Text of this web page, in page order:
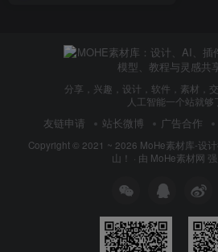
分享，兴趣，设计，软件，素材，
人工智能一个站就够
友链申请 站长微博 广告合作
Copyright © 2021 ~ 2026 MoHe素材库-设
山！ · 由 MoHe素材网